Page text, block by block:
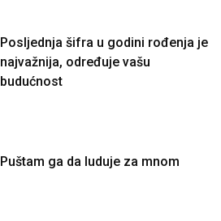
Posljednja šifra u godini rođenja je
najvažnija, određuje vašu
budućnost
Puštam ga da luduje za mnom